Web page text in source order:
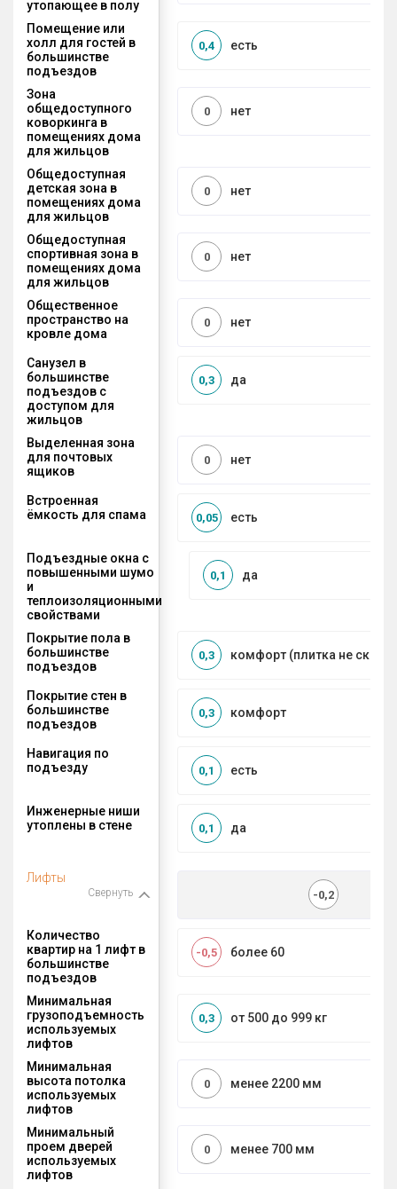
утопающее в полу
Помещение или
холл для гостей в
большинстве
подъездов
есть
0,4
Зона
общедоступного
коворкинга в
помещениях дома
для жильцов
нет
0
Общедоступная
детская зона в
помещениях дома
для жильцов
нет
0
Общедоступная
спортивная зона в
помещениях дома
для жильцов
нет
0
Общественное
пространство на
кровле дома
нет
0
Санузел в
большинстве
подъездов с
доступом для
жильцов
да
0,3
Выделенная зона
для почтовых
ящиков
нет
0
Встроенная
ёмкость для спама
есть
0,05
Подъездные окна с
повышенными шумо
и
теплоизоляционными
свойствами
да
0,1
Покрытие пола в
большинстве
подъездов
комфорт (плитка не
0,3
Покрытие стен в
большинстве
подъездов
комфорт
0,3
Навигация по
подъезду
есть
0,1
Инженерные ниши
утоплены в стене
да
0,1
Лифты
Свернуть -0,2
Количество
квартир на 1 лифт в
большинстве
подъездов
более 60
-0,5
Минимальная
грузоподъемность
используемых
лифтов
от 500 до 999 кг
0,3
Минимальная
высота потолка
используемых
лифтов
менее 2200 мм
0
Минимальный
проем дверей
используемых
лифтов
менее 700 мм
0